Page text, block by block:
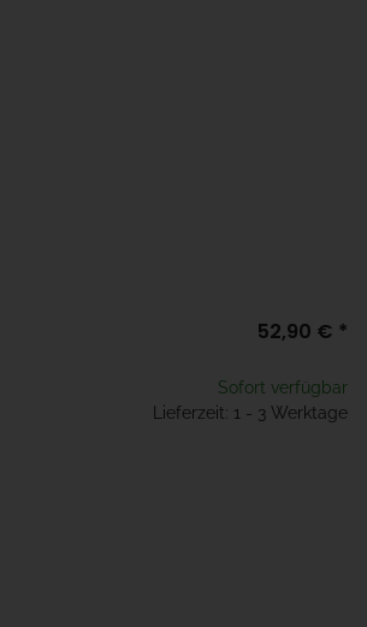
52,90 € *
Sofort verfügbar
Lieferzeit: 1 - 3 Werktage